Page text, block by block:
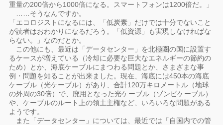
重量の200倍から1000倍になる。スマートフォンは1200倍だ。」
……そうなんですか。
「エコロジストになるには、「低炭素」だけでは十分でないこと
が読者はおわかりになるだろう。「低資源」も実現しなければな
らない。」なのだとか。
この他にも、最近は「データセンター」を北極圏の国に設置す
るケースが増えている（冷却に必要な巨大なエネルギーの節約の
ため）とか、海底ケーブルにまつわる問題とか、さまざまな事
例・問題を知ることが出来ました。現在、海底には450本の海底
ケーブル（光ケーブル）があり、合計120万キロメートル（地球
の外周の30倍）で、廃用となった光ケーブル（ゾンビケーブル）
や、ケーブルのルート上の領土主権など、いろいろな問題がある
ようです。
また「データセンター」については、最近では「自国内での管